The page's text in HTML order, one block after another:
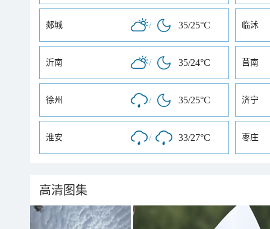
郯城 / 35/25°C 临沭
沂南 / 35/24°C 莒南
徐州 / 35/25°C 济宁
淮安 / 33/27°C 枣庄
高清图集